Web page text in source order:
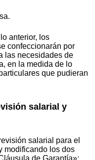
anterior, los
confeccionarán por
las necesidades de
en la medida de lo
que pudieran
salarial y
salarial para el
modificando los dos
de Garantía»: